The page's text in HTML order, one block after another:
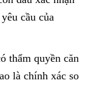
cầu của
thẩm quyền căn
là chính xác so